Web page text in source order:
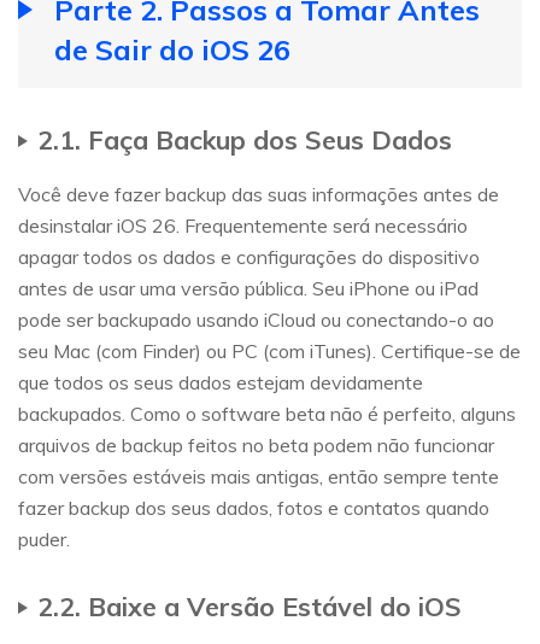
Parte 2. Passos a Tomar Antes
de Sair do iOS 26
2.1. Faça Backup dos Seus Dados
Você deve fazer backup das suas informações antes de
desinstalar iOS 26. Frequentemente será necessário
apagar todos os dados e configurações do dispositivo
antes de usar uma versão pública. Seu iPhone ou iPad
pode ser backupado usando iCloud ou conectando-o ao
seu Mac (com Finder) ou PC (com iTunes). Certifique-se de
que todos os seus dados estejam devidamente
backupados. Como o software beta não é perfeito, alguns
arquivos de backup feitos no beta podem não funcionar
com versões estáveis mais antigas, então sempre tente
fazer backup dos seus dados, fotos e contatos quando
puder.
2.2. Baixe a Versão Estável do iOS